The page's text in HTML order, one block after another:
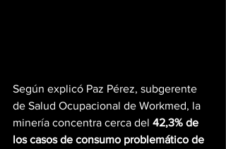
Según explicó Paz Pérez, subgerente
de Salud Ocupacional de Workmed, la
minería concentra cerca del 42,3% de
los casos de consumo problemático de